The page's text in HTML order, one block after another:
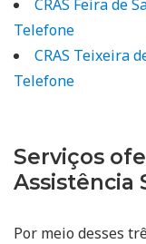
CRAS Feira de
Telefone
CRAS Teixeira
Telefone
Serviços
Assistência
Por meio desses